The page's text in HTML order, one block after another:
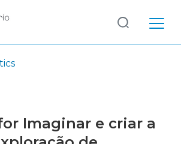
Imaginar e criar a